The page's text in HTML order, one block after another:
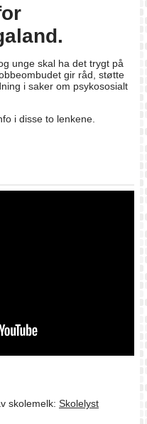
unge skal ha det trygt på
gir råd, støtte
i saker om psykososialt
i disse to lenkene.
skolemelk: Skolelyst